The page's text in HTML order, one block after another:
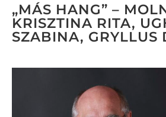
„MÁS HANG” –
KRISZTINA RITA,
SZABINA, GRYLLUS